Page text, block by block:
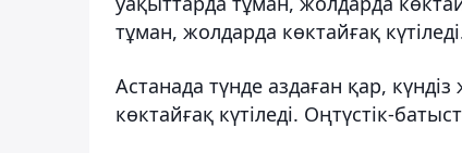
тұман, жолдарда көктайғақ
Астанада түнде аздаған қар,
көктайғақ күтіледі. Оңтүстік-